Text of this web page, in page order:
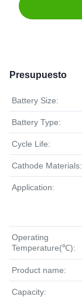
Presupuesto
Battery Size:
Battery Type:
Cycle Life:
Cathode Materials:
Application:
Operating
Temperature(℃):
Product name:
Capacity: